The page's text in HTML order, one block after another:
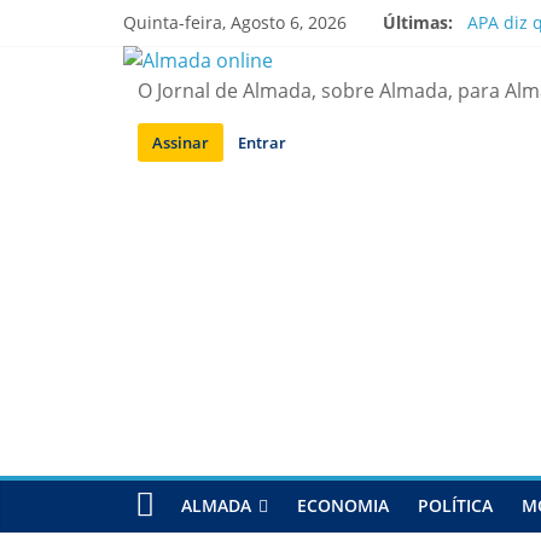
Quinta-feira, Agosto 6, 2026 Últimas:
APA diz
Ponte
O Jornal de Almada, sobre Almada, para
Assinar Entrar
ALMADA ECONOMIA POLÍTICA